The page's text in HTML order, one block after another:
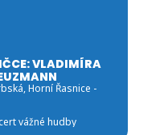
VLADIMÍRA
, Horní Řasnice -
vážné hudby